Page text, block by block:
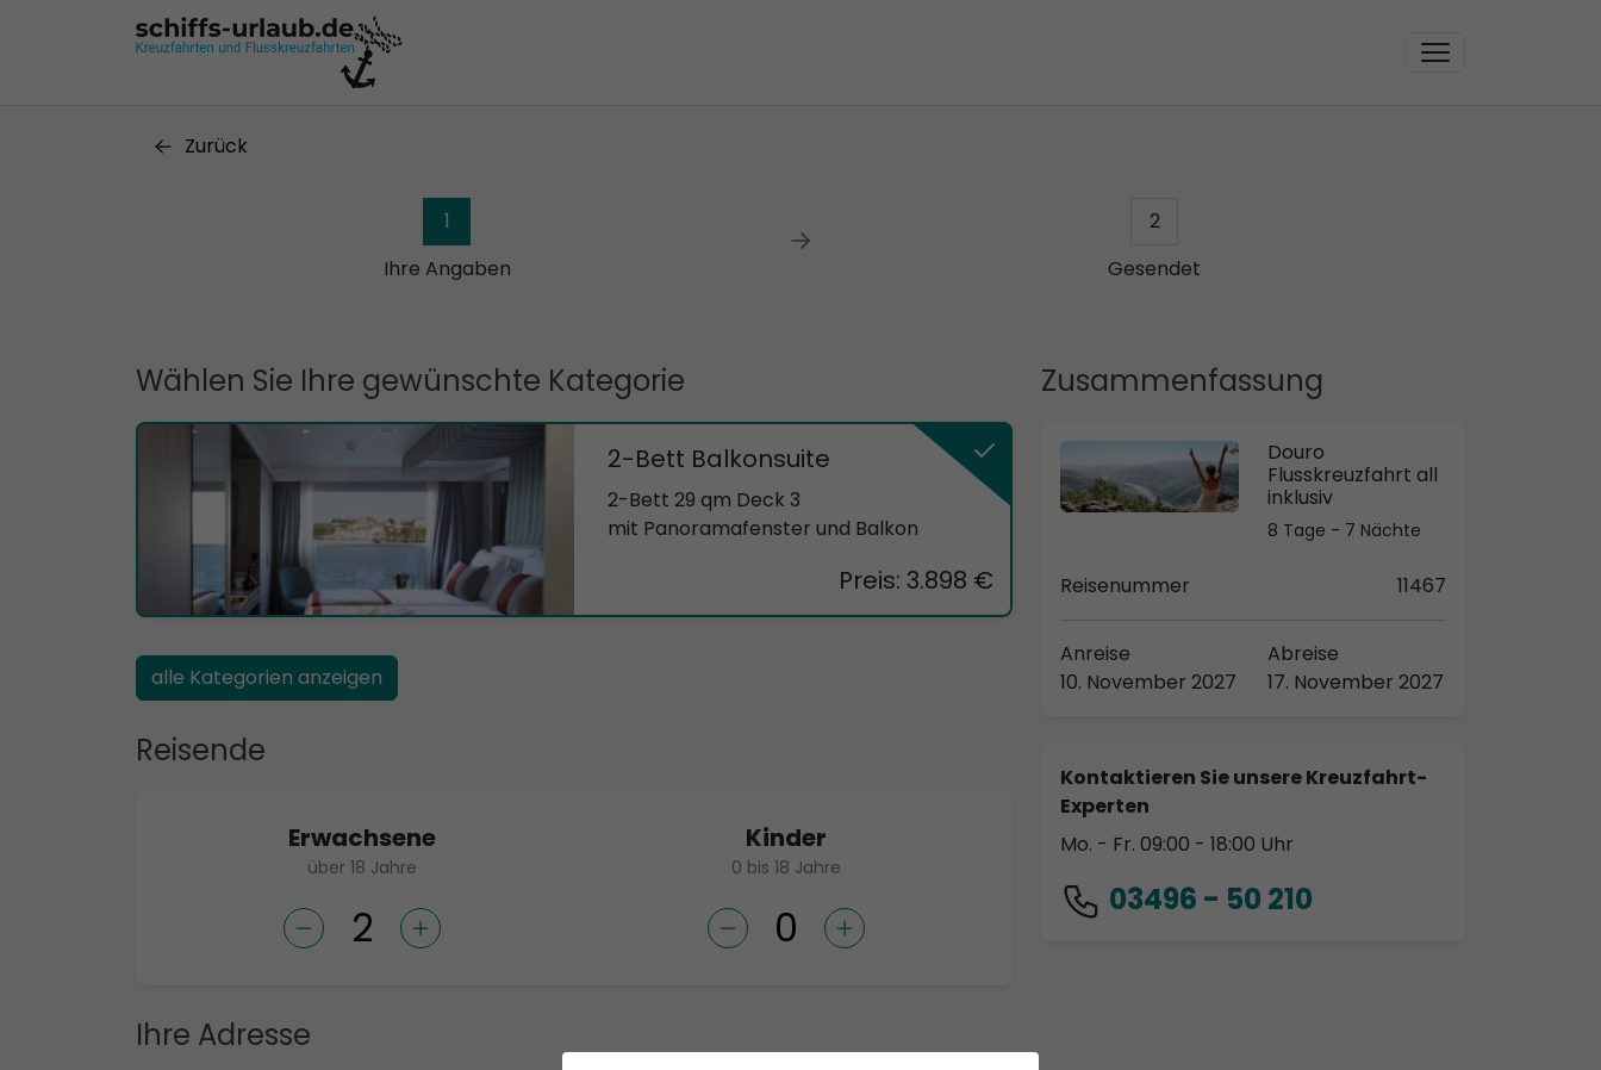
Zurück
1
Ihre Angaben
2
Gesendet
Zusammenfassung
Douro
Flusskreuzfahrt all
inklusiv
8 Tage - 7 Nächte
Reisenummer 11467
Anreise
10. November 2027
Abreise
17. November 2027
Kontaktieren Sie unsere Kreuzfahrt-
Experten
Mo. - Fr. 09:00 - 18:00 Uhr
03496 - 50 210
Wählen Sie Ihre gewünschte Kategorie
2-Bett Balkonsuite
2-Bett 29 qm Deck 3
mit Panoramafenster und Balkon
Preis: 3.898 €
alle Kategorien anzeigen
Reisende
Erwachsene
über 18 Jahre
Kinder
0 bis 18 Jahre
Ihre Adresse